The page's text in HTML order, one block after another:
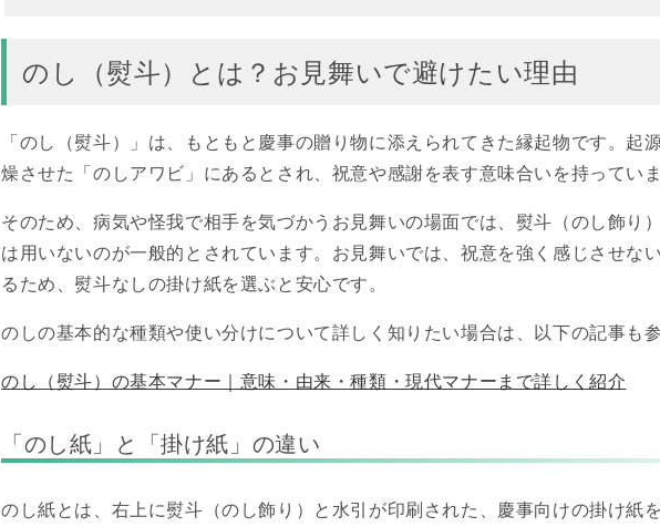
のし（熨斗）とは？お見舞いで避けたい理由
「のし（熨斗）」は、もともと慶事の贈り物に添えられてきた縁起物です。起
燥させた「のしアワビ」にあるとされ、祝意や感謝を表す意味合いを持っていま
そのため、病気や怪我で相手を気づかうお見舞いの場面では、熨斗（のし飾り
は用いないのが一般的とされています。お見舞いでは、祝意を強く感じさせな
るため、熨斗なしの掛け紙を選ぶと安心です。
のしの基本的な種類や使い分けについて詳しく知りたい場合は、以下の記事も参
のし（熨斗）の基本マナー｜意味・由来・種類・現代マナーまで詳しく紹介
「のし紙」と「掛け紙」の違い
のし紙とは、右上に熨斗（のし飾り）と水引が印刷された、慶事向けの掛け紙